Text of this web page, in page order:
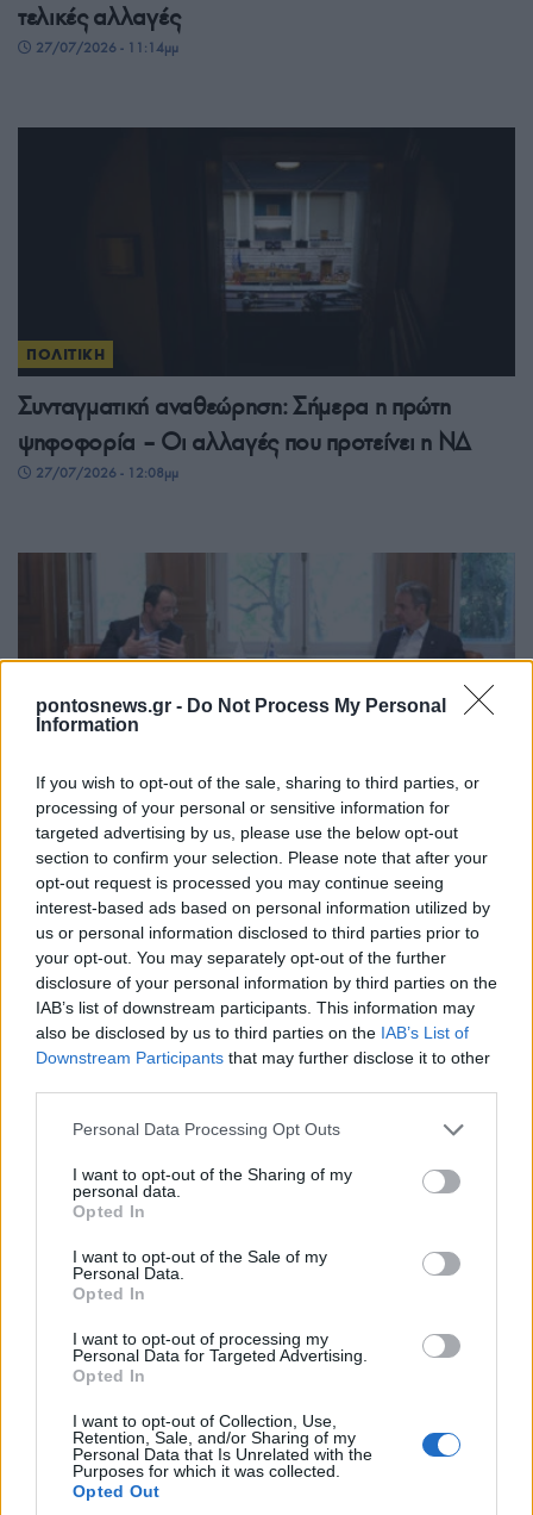
pontosnews.gr - Do Not Process My Personal
Information
If you wish to opt-out of the sale, sharing to third parties, or
processing of your personal or sensitive information for
targeted advertising by us, please use the below opt-out
section to confirm your selection. Please note that after your
opt-out request is processed you may continue seeing
interest-based ads based on personal information utilized by
us or personal information disclosed to third parties prior to
your opt-out. You may separately opt-out of the further
disclosure of your personal information by third parties on the
IAB’s list of downstream participants. This information may
also be disclosed by us to third parties on the IAB’s List of
Downstream Participants that may further disclose it to other
Please note that this website/app uses one or more Google
not limited to your visit or usage behaviour. You may click to
grant or deny consent to Google and its third-party tags to
use your data for below specified purposes in below Google
consent section.
Personal Data Processing Opt Outs
I want to opt-out of the Sharing of my
personal data.
Opted In
I want to opt-out of the Sale of my
Personal Data.
Opted In
I want to opt-out of processing my
Personal Data for Targeted Advertising.
Opted In
I want to opt-out of Collection, Use,
Retention, Sale, and/or Sharing of my
Personal Data that Is Unrelated with the
Purposes for which it was collected.
Opted Out
τελικές αλλαγές
27/07/2026 - 11:14μμ
ΠΟΛΙΤΙΚΗ
Συνταγματική αναθεώρηση: Σήμερα η πρώτη
ψηφοφορία – Οι αλλαγές που προτείνει η ΝΔ
27/07/2026 - 12:08μμ
ΠΟΛΙΤΙΚΗ
Μητσοτάκης-Χριστοδουλίδης: Συντονισμός
Αθήνας και Λευκωσίας για το Κυπριακό και τις
εξελίξεις στην Ανατολική Μεσόγειο
25/07/2026 - 3:05μμ
52η επέτειος Αποκατάστασης της Δημοκρατίας:
Τα πολιτικά «πηγαδάκια» στο Προεδρικό Μέγαρο
και οι εκλογές